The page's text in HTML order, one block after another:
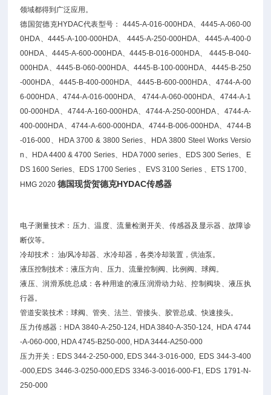
领域都得到广泛应用。
德国贺德克HYDAC代表型号： 4445-A-016-000HDA、4445-A-060-00
0HDA、4445-A-100-000HDA、 4445-A-250-000HDA、4445-A-400-0
00HDA、4445-A-600-000HDA、4445-B-016-000HDA、 4445-B-040-
000HDA、4445-B-060-000HDA、4445-B-100-000HDA、4445-B-250
-000HDA、4445-B-400-000HDA、4445-B-600-000HDA、4744-A-00
6-000HDA、4744-A-016-000HDA、 4744-A-060-000HDA、4744-A-1
00-000HDA、4744-A-160-000HDA、4744-A-250-000HDA、4744-A-
400-000HDA、4744-A-600-000HDA、4744-B-006-000HDA、4744-B
-016-000、HDA 3700 & 3800 Series、HDA 3800 Steel Works Versio
n、HDA 4400 & 4700 Series、HDA 7000 series、EDS 300 Series、E
DS 1600 Series、EDS 1700 Series 、EVS 3100 Series 、ETS 1700、
HMG 2020 德国现货贺德克HYDAC传感器
电子测量技术：压力、温度、流量检测开关、传感器及显示器、故障诊
断仪等。
冷却技术： 油/风冷却器、水冷却器，各类冷却装置，供油泵。
液压控制技术：液压方向、压力、流量控制阀、比例阀、球阀。
液压、润滑系统总成：各种用途的液压润滑动力站、控制阀块、液压执
行器。
管道安装技术：球阀、管夹、法兰、管接头、胶管总成、快速接头。
压力传感器：HDA 3840-A-250-124, HDA 3840-A-350-124, HDA 4744
-A-060-000, HDA 4745-B250-000, HDA 3444-A250-000
压力开关：EDS 344-2-250-000, EDS 344-3-016-000, EDS 344-3-400
-000,EDS 3446-3-0250-000,EDS 3346-3-0016-000-F1, EDS 1791-N-
250-000